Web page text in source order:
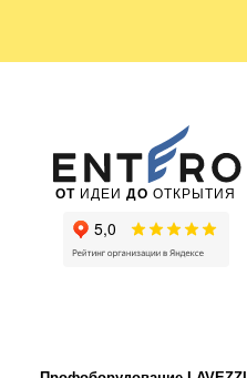
ОТ ИДЕИ ДО ОТКРЫТИЯ